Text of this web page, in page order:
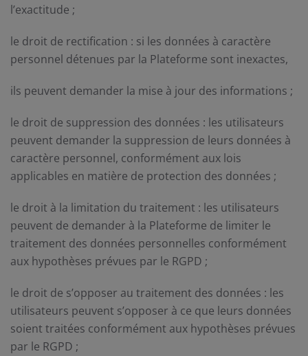
l’exactitude ;
le droit de rectification : si les données à caractère
personnel détenues par la Plateforme sont inexactes,
ils peuvent demander la mise à jour des informations ;
le droit de suppression des données : les utilisateurs
peuvent demander la suppression de leurs données à
caractère personnel, conformément aux lois
applicables en matière de protection des données ;
le droit à la limitation du traitement : les utilisateurs
peuvent de demander à la Plateforme de limiter le
traitement des données personnelles conformément
aux hypothèses prévues par le RGPD ;
le droit de s’opposer au traitement des données : les
utilisateurs peuvent s’opposer à ce que leurs données
soient traitées conformément aux hypothèses prévues
par le RGPD ;